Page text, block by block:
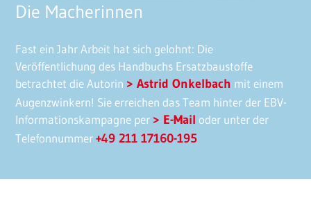
Die Macherinnen
Fast ein Jahr Arbeit hat sich gelohnt: Die
Veröffentlichung des Handbuchs Ersatzbaustoffe
betrachtet die Autorin
Astrid Onkelbach mit einem
Augenzwinkern! Sie erreichen das Team hinter der EBV-
Informationskampagne per
E-Mail oder unter der
Telefonnummer+49 211 17160-195